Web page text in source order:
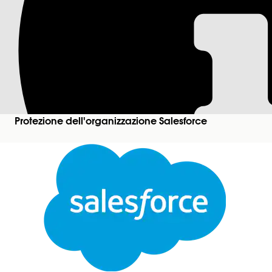
Protezione dell'organizzazione Salesforce
Accesso utente
l'accesso guest al
Questa preferenza di sicurezza funge da
Salesforce Connect sottostante e gli endpoint
Accesso utente guest: Preferenze del sito per l'API
Configurazione consigliata
Impostare Esperienza digitale>Tutti i siti>Area di
all'API pubblica su deselezionato/disabilitato.
Panoramica sul controllo